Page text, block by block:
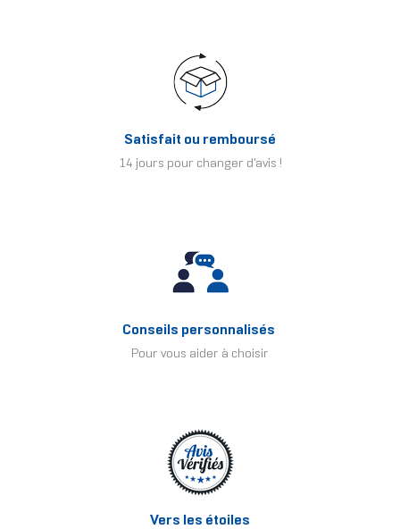
Satisfait ou remboursé
14 jours pour changer d'avis !
Conseils personnalisés
Pour vous aider à choisir
Vers les étoiles